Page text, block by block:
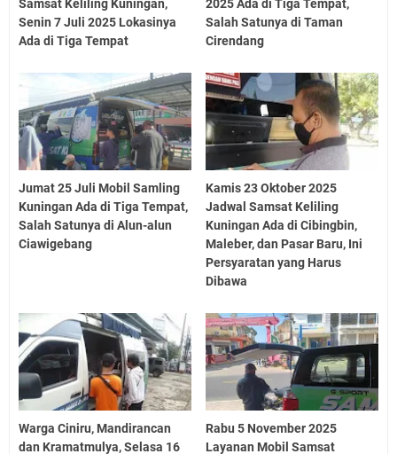
Samsat Keliling Kuningan,
Senin 7 Juli 2025 Lokasinya
Ada di Tiga Tempat
2025 Ada di Tiga Tempat,
Salah Satunya di Taman
Cirendang
Jumat 25 Juli Mobil Samling
Kuningan Ada di Tiga Tempat,
Salah Satunya di Alun-alun
Ciawigebang
Kamis 23 Oktober 2025
Jadwal Samsat Keliling
Kuningan Ada di Cibingbin,
Maleber, dan Pasar Baru, Ini
Persyaratan yang Harus
Dibawa
Warga Ciniru, Mandirancan
dan Kramatmulya, Selasa 16
Rabu 5 November 2025
Layanan Mobil Samsat